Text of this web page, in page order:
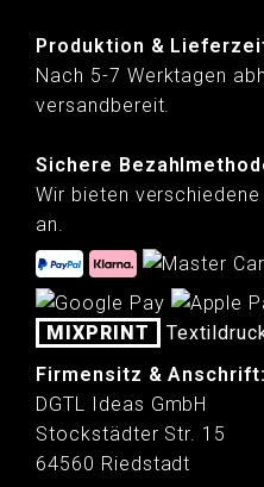
Produktion &
Nach 5-7 Werktagen
versandbereit.
Sichere
Wir bieten
an.
MIXPRINT
Firmensitz & Anschrift:
DGTL Ideas GmbH
Stockstädter Str. 15
64560 Riedstadt